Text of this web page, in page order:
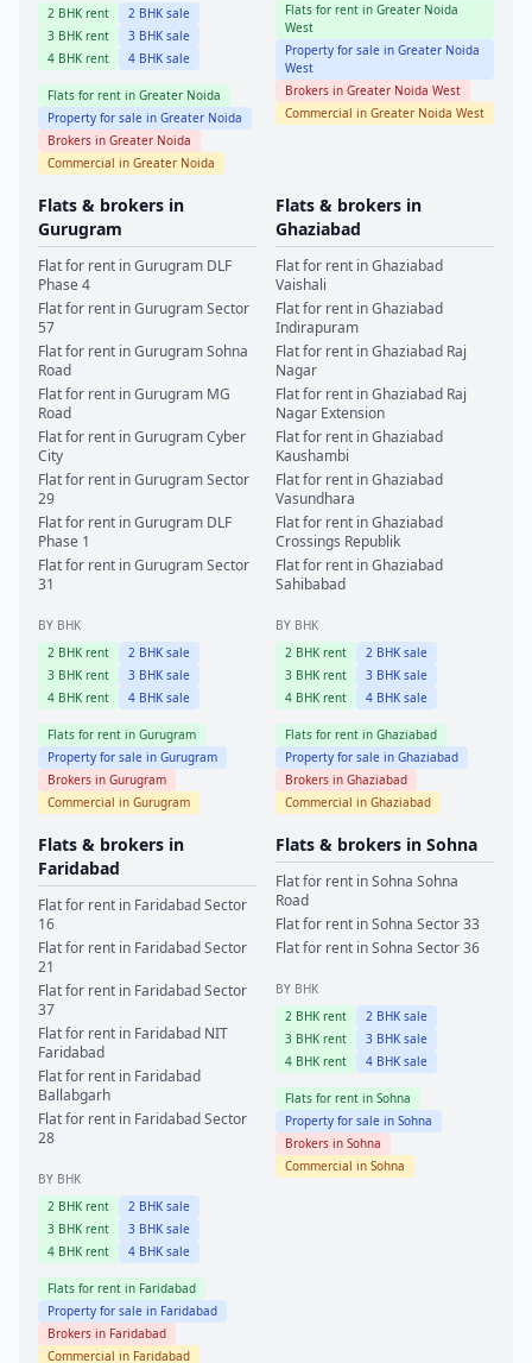
2 BHK rent 2 BHK sale
3 BHK rent 3 BHK sale
4 BHK rent 4 BHK sale
Flats for rent in Greater Noida
Property for sale in Greater Noida
Brokers in Greater Noida
Commercial in Greater Noida
Flats for rent in Greater Noida
West
Property for sale in Greater Noida
West
Brokers in Greater Noida West
Commercial in Greater Noida West
Flats & brokers in
Gurugram
Flat for rent inGurugram DLF
Phase 4
Flat for rent inGurugramSector
57
Flat for rent inGurugramSohna
Road
Flat for rent inGurugram MG
Road
Flat for rent inGurugramCyber
City
Flat for rent inGurugramSector
29
Flat for rent inGurugram DLF
Phase 1
Flat for rent inGurugramSector
31
BY BHK
2 BHK rent 2 BHK sale
3 BHK rent 3 BHK sale
4 BHK rent 4 BHK sale
Flats for rent in Gurugram
Property for sale in Gurugram
Brokers in Gurugram
Commercial in Gurugram
Flats & brokers in
Ghaziabad
Flat for rent inGhaziabad
Vaishali
Flat for rent inGhaziabad
Indirapuram
Flat for rent inGhaziabad Raj
Nagar
Flat for rent inGhaziabad Raj
Nagar Extension
Flat for rent inGhaziabad
Kaushambi
Flat for rent inGhaziabad
Vasundhara
Flat for rent inGhaziabad
Crossings Republik
Flat for rent inGhaziabad
Sahibabad
BY BHK
2 BHK rent 2 BHK sale
3 BHK rent 3 BHK sale
4 BHK rent 4 BHK sale
Flats for rent in Ghaziabad
Property for sale in Ghaziabad
Brokers in Ghaziabad
Commercial in Ghaziabad
Flats & brokers in
Faridabad
Flat for rent in FaridabadSector
16
Flat for rent in FaridabadSector
21
Flat for rent in FaridabadSector
37
Flat for rent in Faridabad NIT
Faridabad
Flat for rent in Faridabad
Ballabgarh
Flat for rent in FaridabadSector
28
BY BHK
2 BHK rent 2 BHK sale
3 BHK rent 3 BHK sale
4 BHK rent 4 BHK sale
Flats for rent in Faridabad
Property for sale in Faridabad
Brokers in Faridabad
Commercial in Faridabad
Flats & brokers in Sohna
Flat for rent inSohna Sohna
Road
Flat for rent inSohna Sector 33
Flat for rent inSohna Sector 36
BY BHK
2 BHK rent 2 BHK sale
3 BHK rent 3 BHK sale
4 BHK rent 4 BHK sale
Flats for rent in Sohna
Property for sale in Sohna
Brokers in Sohna
Commercial in Sohna